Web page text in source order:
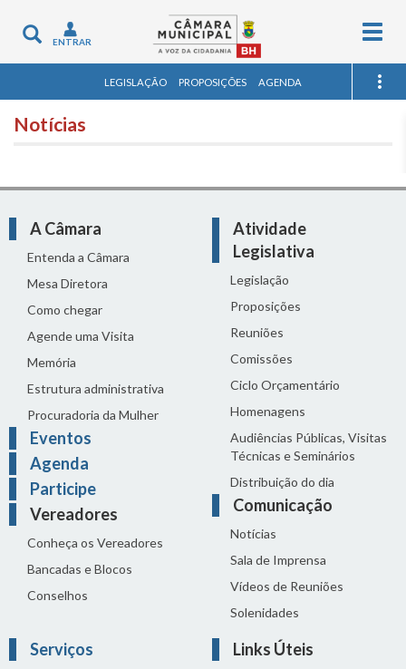
Toggle
navigation
ENTRAR
LEGISLAÇÃO PROPOSIÇÕES AGENDA
Notícias
A Câmara
Entenda a Câmara
Mesa Diretora
Como chegar
Agende uma Visita
Memória
Estrutura administrativa
Procuradoria da Mulher
Eventos
Agenda
Participe
Vereadores
Conheça os Vereadores
Bancadas e Blocos
Conselhos
Atividade
Legislativa
Legislação
Proposições
Reuniões
Comissões
Ciclo Orçamentário
Homenagens
Audiências Públicas, Visitas
Técnicas e Seminários
Distribuição do dia
Comunicação
Notícias
Sala de Imprensa
Vídeos de Reuniões
Solenidades
Serviços Links Úteis